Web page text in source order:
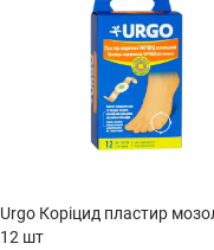
Urgo Коріцид пластир
12 шт